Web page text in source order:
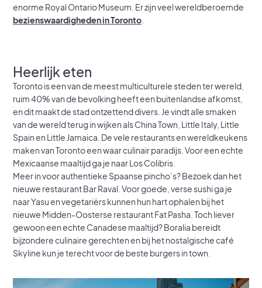
enorme Royal Ontario Museum. Er zijn veel wereldberoemde
bezienswaardigheden in Toronto
Heerlijk eten
Toronto is een van de meest multiculturele steden ter wereld,
ruim 40% van de bevolking heeft een buitenlandse afkomst,
en dit maakt de stad ontzettend divers. Je vindt alle smaken
van de wereld terug in wijken als China Town, Little Italy, Little
Spain en Little Jamaica. De vele restaurants en wereldkeukens
maken van Toronto een waar culinair paradijs. Voor een echte
Mexicaanse maaltijd ga je naar Los Colibris.
Meer in voor authentieke Spaanse pincho’s? Bezoek dan het
nieuwe restaurant Bar Raval. Voor goede, verse sushi ga je
naar Yasu en vegetariërs kunnen hun hart ophalen bij het
nieuwe Midden-Oosterse restaurant Fat Pasha. Toch liever
gewoon een echte Canadese maaltijd? Boralia bereidt
bijzondere culinaire gerechten en bij het nostalgische café
Skyline kun je terecht voor de beste burgers in town.